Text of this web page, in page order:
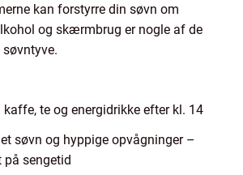
kan forstyrre din søvn om
og skærmbrug er nogle af de
kaffe, te og energidrikke efter kl. 14
søvn og hyppige opvågninger –
sengetid